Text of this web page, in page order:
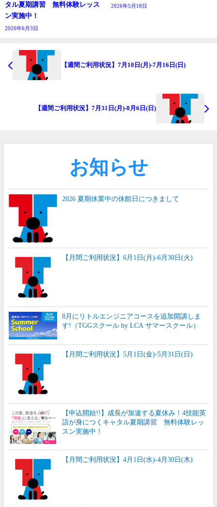
タル夏期講習 無料体験レッス
ン実施中！
2026年6月3日
2026年5月18日
【週間ご利用状況】7月10日(月)-7月16日(日)
【週間ご利用状況】7月31日(月)-8月6日(日)
お知らせ
2026 夏期休業中の休館日につきまして
【月間ご利用状況】6月1日(月)-6月30日(火)
8月にリトルエンジニアコースを追加開講しま
す!（TGGスクール by LCA サマースクール）
【月間ご利用状況】5月1日(金)-5月31日(日)
【申込開始!!】成長が加速する夏休み！4技能英
語が身につくキャタル夏期講習 無料体験レッ
スン実施中！
【月間ご利用状況】4月1日(水)-4月30日(木)